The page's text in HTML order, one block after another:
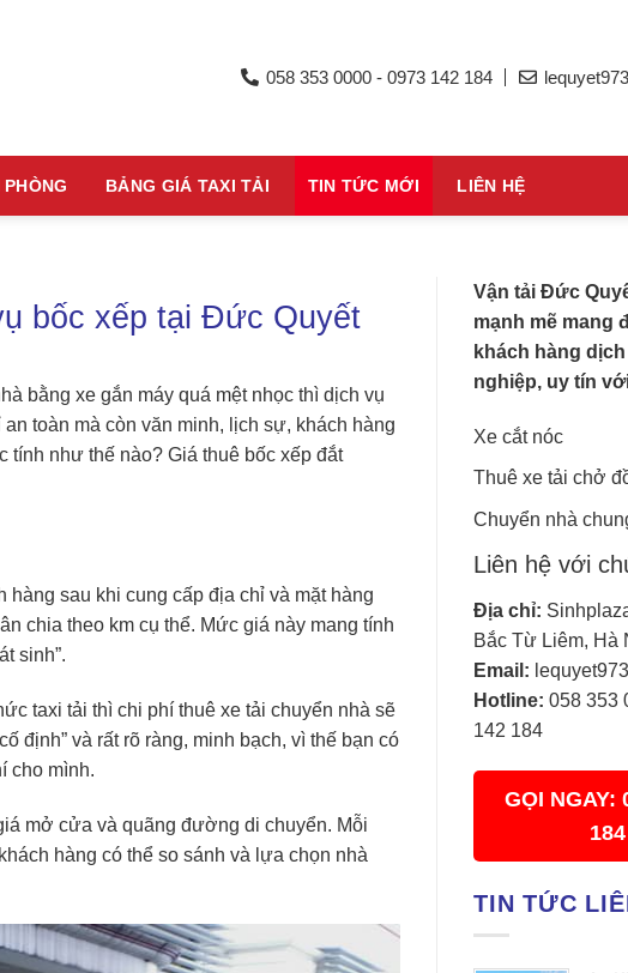
058 353 0000 - 0973 142 184
BẢNG GIÁ TAXI TẢI TIN TỨC MỚI LIÊN HỆ
bốc xếp tại Đức Quyết
bằng xe gắn máy quá mệt nhọc thì dịch vụ
toàn mà còn văn minh, lịch sự, khách hàng
tính như thế nào? Giá thuê bốc xếp đắt
sau khi cung cấp địa chỉ và mặt hàng
chia theo km cụ thể. Mức giá này mang tính
sinh”.
taxi tải thì chi phí thuê xe tải chuyển nhà sẽ
định” và rất rõ ràng, minh bạch, vì thế bạn có
cho mình.
mở cửa và quãng đường di chuyển. Mỗi
hàng có thể so sánh và lựa chọn nhà
Vận tải Đức
mạnh mẽ mang
khách hàng
nghiệp, uy tín
Xe cắt nóc
Thuê xe tải chở
Chuyển nhà
Liên hệ với
Địa chỉ:
Bắc Từ Liêm, Hà
Email:
Hotline: 058 353
142 184
GỌI NGAY:
184
TIN TỨC